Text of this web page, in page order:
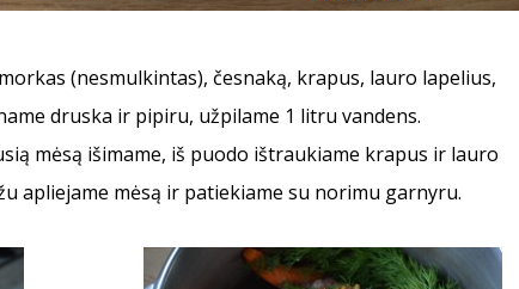
(nesmulkintas), česnaką, krapus, lauro lapelius,
druska ir pipiru, užpilame 1 litru vandens.
mėsą išimame, iš puodo ištraukiame krapus ir lauro
apliejame mėsą ir patiekiame su norimu garnyru.